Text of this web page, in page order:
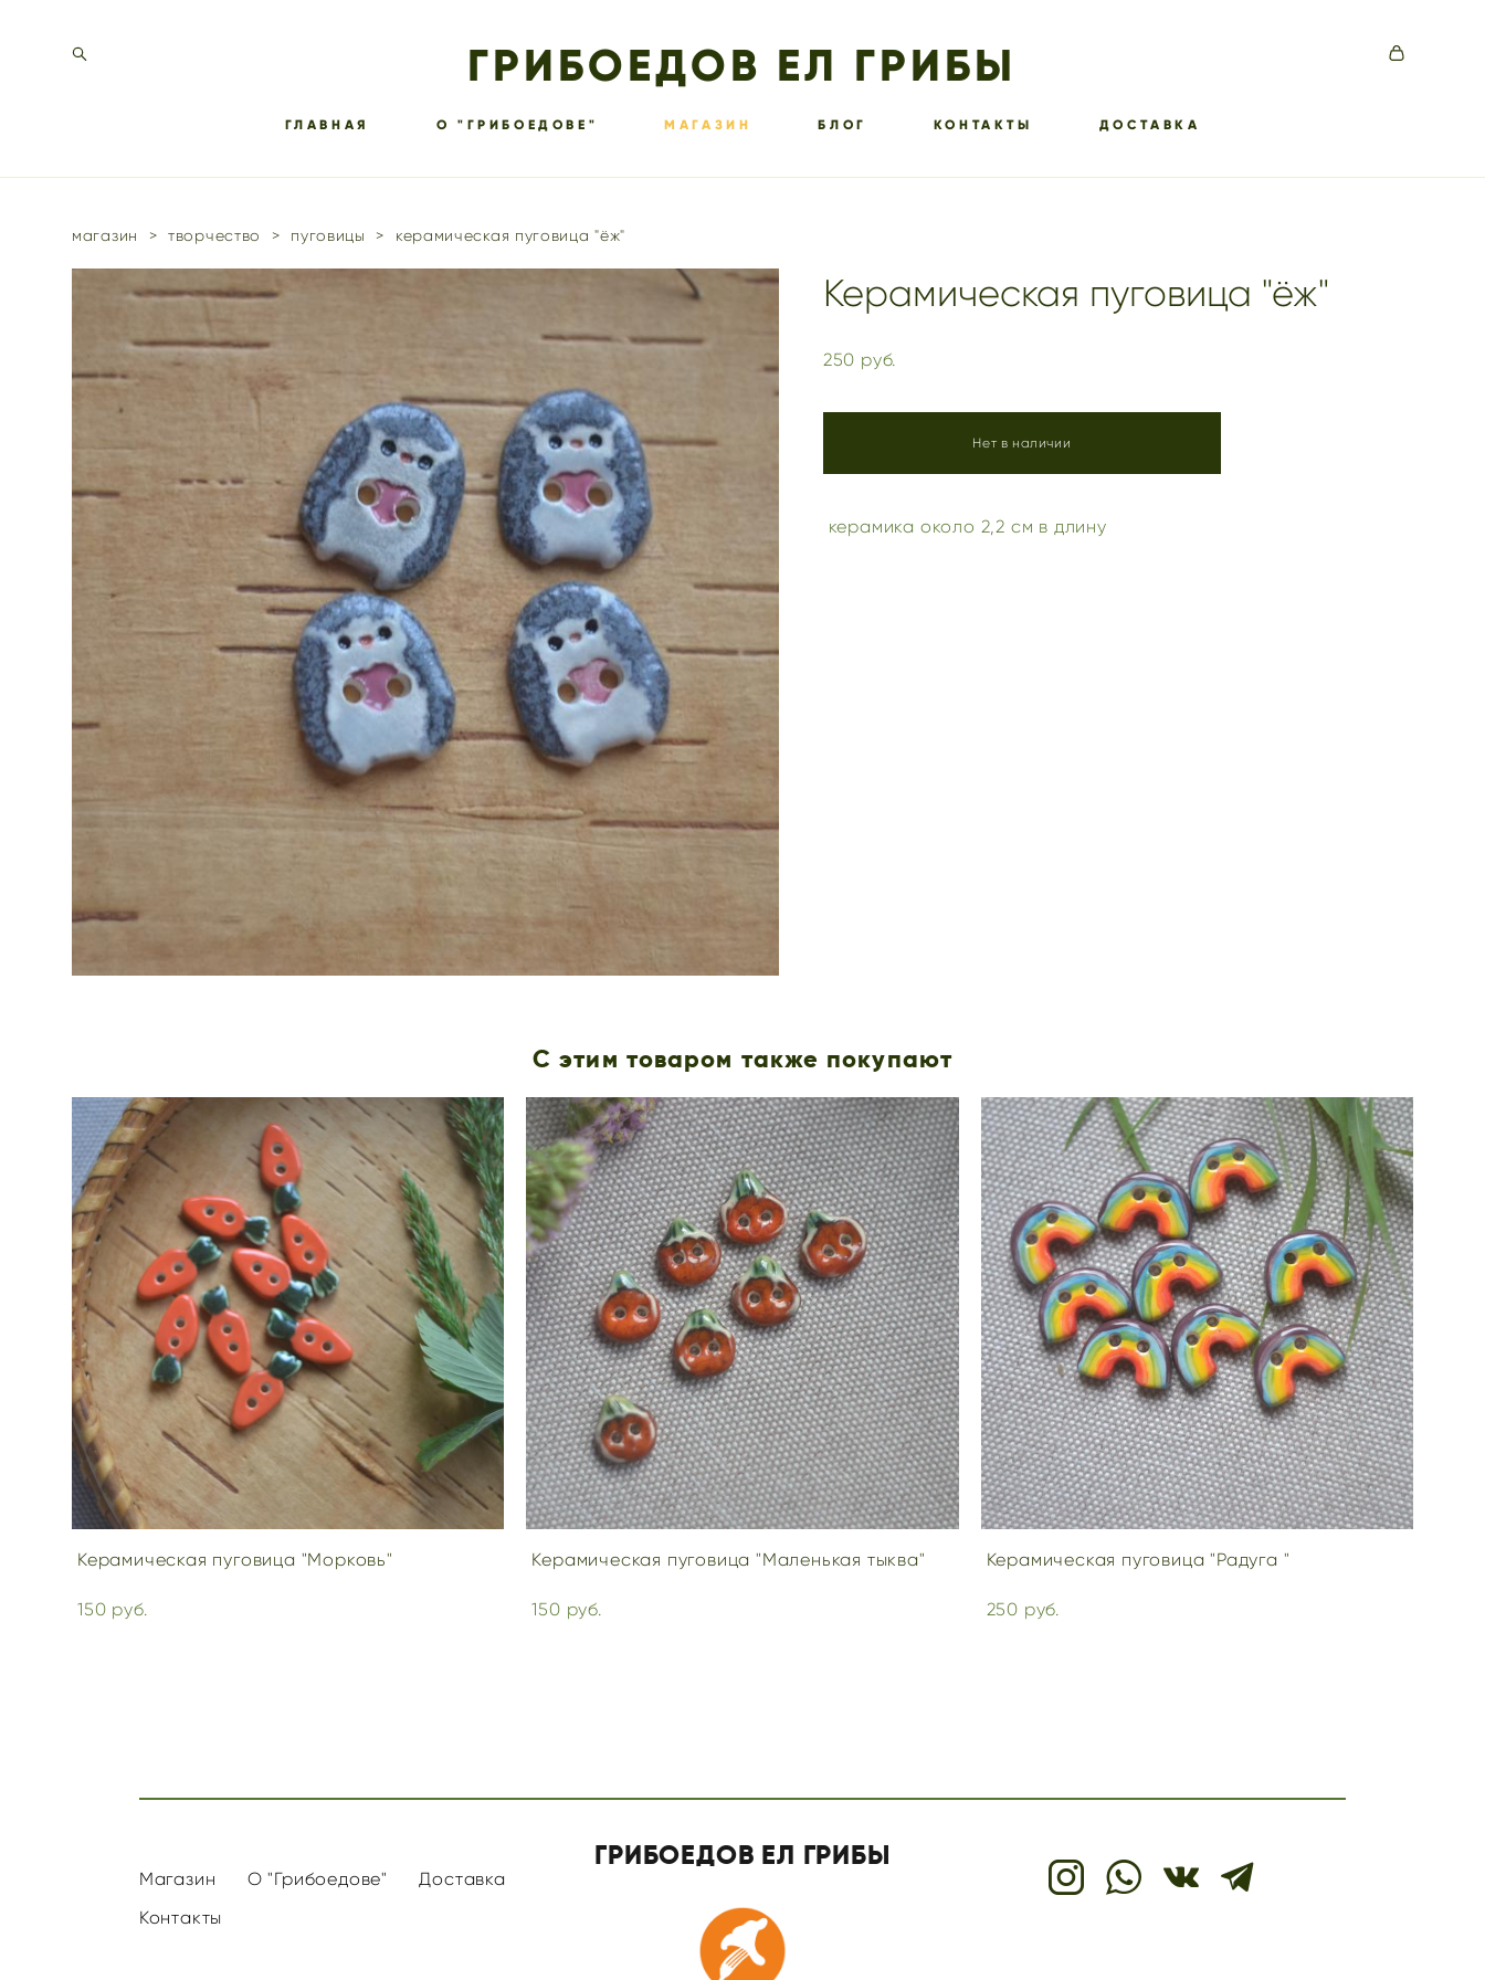
ГРИБОЕДОВ ЕЛ ГРИБЫ
ГЛАВНАЯ О "ГРИБОЕДОВЕ" МАГАЗИН БЛОГ КОНТАКТЫ ДОСТАВКА
магазин > творчество > пуговицы > керамическая пуговица "ёж"
Керамическая пуговица "ёж"
250 pуб.
Нет в наличии
керамика около 2,2 см в длину
С этим товаром также покупают
Керамическая пуговица "Морковь"
150 pуб.
Керамическая пуговица "Маленькая тыква"
150 pуб.
Керамическая пуговица "Радуга "
250 pуб.
Магазин О "Грибоедове"
Доставка
Контакты
ГРИБОЕДОВ ЕЛ ГРИБЫ